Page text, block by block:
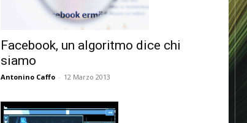
Facebook, un algoritmo dice chi
siamo
Antonino Caffo - 12 Marzo 2013